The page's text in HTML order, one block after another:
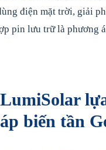
điện mặt trời, giải
pin lưu trữ là phương
biến tần